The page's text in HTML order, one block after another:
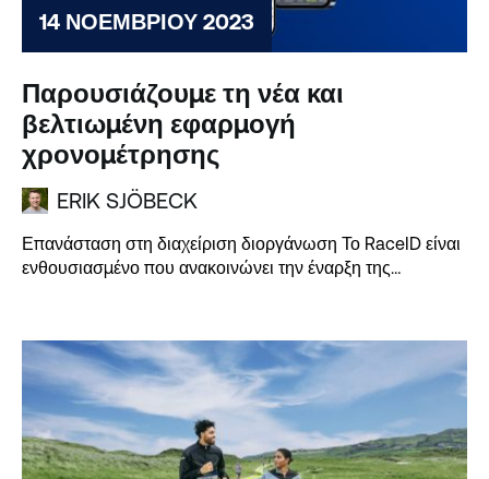
14 ΝΟΕΜΒΡΊΟΥ 2023
Παρουσιάζουμε τη νέα και
βελτιωμένη εφαρμογή
χρονομέτρησης
ERIK SJÖBECK
Επανάσταση στη διαχείριση διοργάνωση Το RaceID είναι
ενθουσιασμένο που ανακοινώνει την έναρξη της